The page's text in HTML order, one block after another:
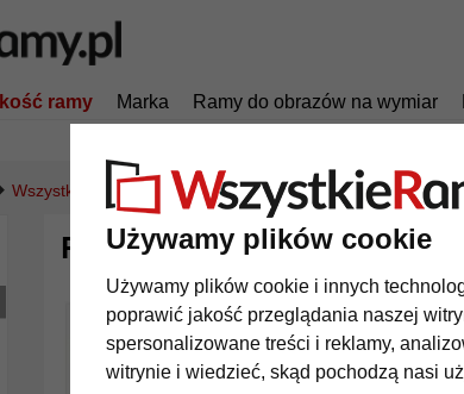
Używamy plików cookie
Używamy plików cookie i innych
poprawić jakość przeglądania naszej
spersonalizowane treści i reklamy,
witrynie i wiedzieć, skąd pochodzą nasi
ramy Marka Ramy do obrazów na wymiar
Wszystkie formaty Rama drewniana na wymiar,
Rama drewniana na wymiar,